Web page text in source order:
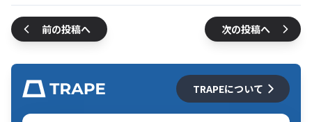
前の投稿へ 次の投稿へ
TRAPEについて